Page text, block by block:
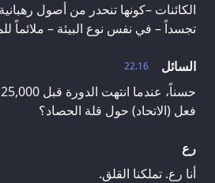
الكائنات –كونها تنحدر من أصول
تجسداً – في نفس نوع البيئة – ملائماً
22.16
السائل
فعل (الاتحاد) حول قلة الحصاد؟
رع
أنا رع. تملكنا القلق.